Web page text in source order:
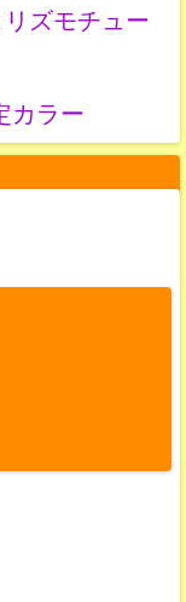
ズモチュー
カラー